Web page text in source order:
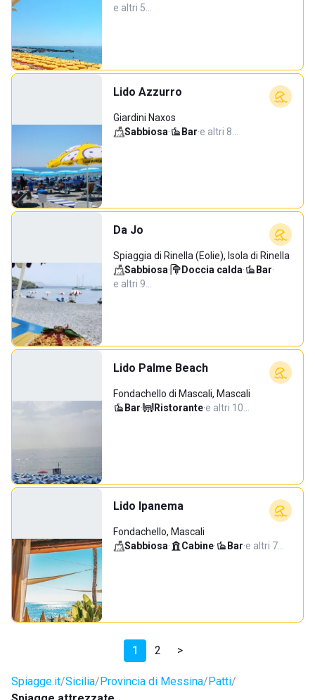
e altri 5…
Lido Azzurro
Giardini Naxos
Sabbiosa· Bar·e altri 8…
Da Jo
Spiaggia di Rinella (Eolie), Isola di Rinella
Sabbiosa· Doccia calda· Bar·
e altri 9…
Lido Palme Beach
Fondachello di Mascali, Mascali
Bar· Ristorante·e altri 10…
Lido Ipanema
Fondachello, Mascali
Sabbiosa· Cabine· Bar·e altri 7…
1 2 >
Spiagge.it Sicilia Provincia di Messina Patti